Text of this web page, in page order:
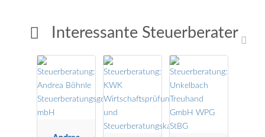
Interessante Steuerberater